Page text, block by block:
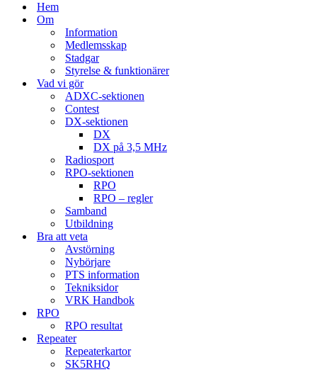
Hem
Om
Information
Medlemsskap
Stadgar
Styrelse & funktionärer
Vad vi gör
ADXC-sektionen
Contest
DX-sektionen
DX
DX på 3,5 MHz
Radiosport
RPO-sektionen
RPO
RPO – regler
Samband
Utbildning
Bra att veta
Avstörning
Nybörjare
PTS information
Tekniksidor
VRK Handbok
RPO
RPO resultat
Repeater
Repeaterkartor
SK5RHQ